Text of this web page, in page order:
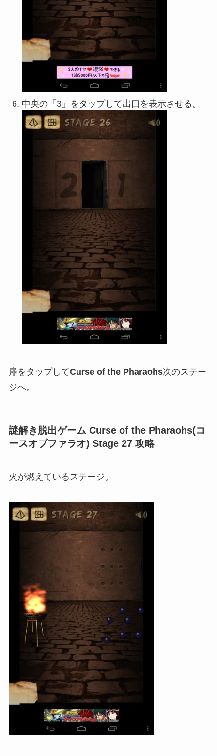
中央の「3」をタップして出口を表示させる。
扉をタップしてCurse of the Pharaohs次のステー
ジへ。
謎解き脱出ゲーム Curse of the Pharaohs(コ
ースオブファラオ) Stage 27 攻略
火が燃えているステージ。